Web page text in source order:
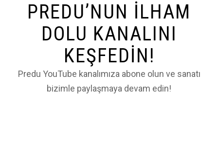
PREDU’NUN İLHAM
DOLU KANALINI
KEŞFEDIN!
Predu YouTube kanalımıza abone olun ve sanatı
bizimle paylaşmaya devam edin!